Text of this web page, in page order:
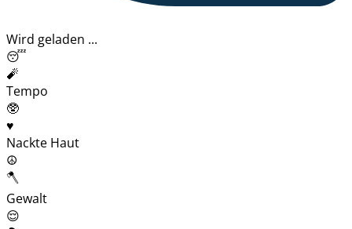
Wird geladen ...
😴
🧨
Tempo
🥸
♥️
Nackte Haut
☮️
🪓
Gewalt
😌